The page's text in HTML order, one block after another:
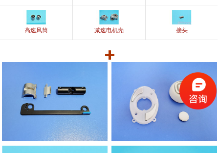
高速风筒 减速电机壳 接头